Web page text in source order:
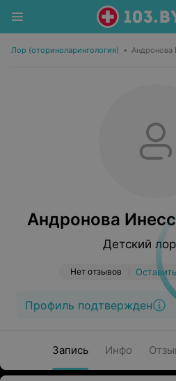
Лор (оториноларингология) • Андронова
Андронова
Детский
Нет отзывов
Профиль подтвержден
Запись Инфо